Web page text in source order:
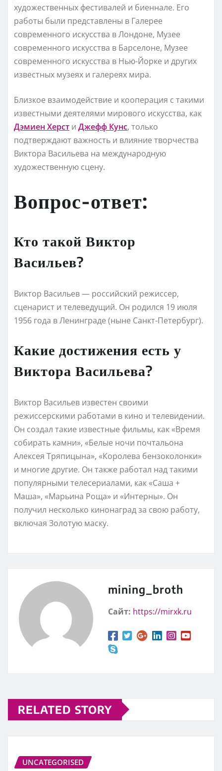
художественных фестивалей и биеннале. Его
работы были представлены в Галерее
современного искусства в Лондоне, Музее
современного искусства в Барселоне, Музее
современного искусства в Нью-Йорке и других
известных музеях и галереях мира.
Близкое взаимодействие и кооперация с такими
известными деятелями мирового искусства, как
Дэмиен Херст и Джефф Кунс, только
подтверждают важность и влияние творчества
Виктора Васильева на международную
художественную сцену.
Вопрос-ответ:
Кто такой Виктор
Васильев?
Виктор Васильев — российский режиссер,
сценарист и телеведущий. Он родился 19 июля
1956 года в Ленинграде (ныне Санкт-Петербург).
Какие достижения есть у
Виктора Васильева?
Виктор Васильев известен своими
режиссерскими работами в кино и телевидении.
Он создал такие известные фильмы, как «Время
собирать камни», «Белые ночи почтальона
Алексея Тряпицына», «Королева бензоколонки»
и многие другие. Он также работал над такими
популярными телесериалами, как «Саша +
Маша», «Марьина Роща» и «Интерны». Он
получил несколько кинонаград за свою работу,
включая Золотую маску.
mining_broth
Сайт: https://mirxk.ru
RELATED STORY
UNCATEGORISED